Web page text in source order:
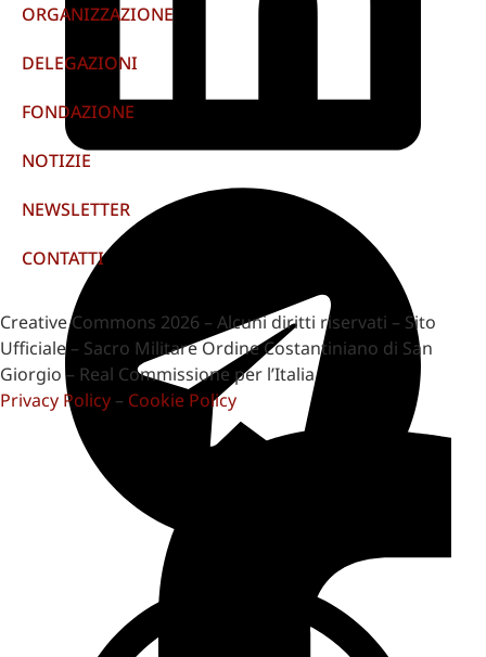
ORGANIZZAZIONE
DELEGAZIONI
FONDAZIONE
NOTIZIE
NEWSLETTER
CONTATTI
Creative Commons 2026 – Alcuni diritti riservati – Sito
Ufficiale – Sacro Militare Ordine Costantiniano di San
Giorgio – Real Commissione per l’Italia
Privacy Policy – Cookie Policy